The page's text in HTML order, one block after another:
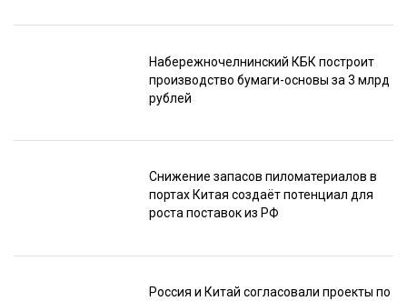
Набережночелнинский КБК построит
производство бумаги-основы за 3 млрд
рублей
Снижение запасов пиломатериалов в
портах Китая создаёт потенциал для
роста поставок из РФ
Россия и Китай согласовали проекты по